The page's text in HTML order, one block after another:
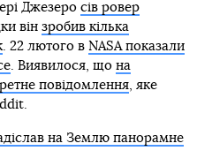
Джезеро сів ровер
він зробив кілька
. 22 лютого в NASA показали
. Виявилося, що на
повідомлення, яке
на Землю панорамне